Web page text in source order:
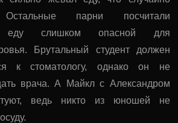
парни посчитали
еду слишком опасной для
Брутальный студент должен
к стоматологу, однако он не
врача. А Майкл с Александром
ведь никто из юношей не